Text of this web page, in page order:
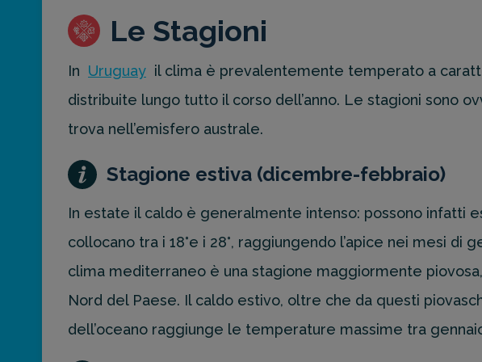
Le Stagioni
In Uruguay il clima è prevalentemente temperato a
distribuite lungo tutto il corso dell’anno. Le stagioni sono
trova nell’emisfero australe.
Stagione estiva (dicembre-febbraio)
In estate il caldo è generalmente intenso: possono infatti
collocano tra i 18°e i 28°, raggiungendo l’apice nei mesi
clima mediterraneo è una stagione maggiormente
Nord del Paese. Il caldo estivo, oltre che da questi
dell’oceano raggiunge le temperature massime tra